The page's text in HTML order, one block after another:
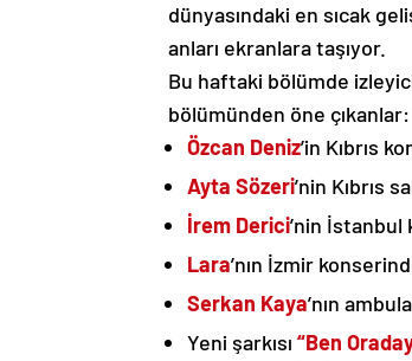
dünyasındaki en sıcak
anları ekranlara taşıyor.
Bu haftaki bölümde
bölümünden öne çıkanlar:
Özcan Deniz’in Kıbrıs
Ayta Sözeri’nin Kıbrıs
İrem Derici’nin İstanbul
Lara’nın İzmir
Serkan Kaya’nın
Yeni şarkısı “Ben